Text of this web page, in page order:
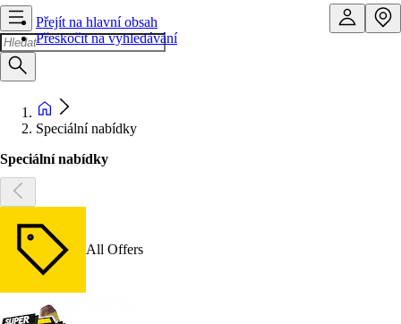
Přejít na hlavní obsah
Přeskočit na vyhledávání
Speciální nabídky
Speciální nabídky
All Offers